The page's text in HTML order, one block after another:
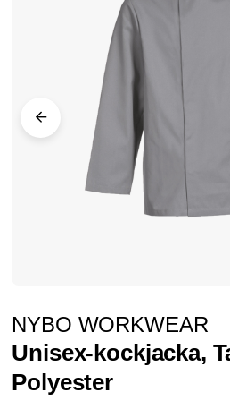
till
början
av
NYBO WORKWEAR
Unisex-kockjacka,
Polyester